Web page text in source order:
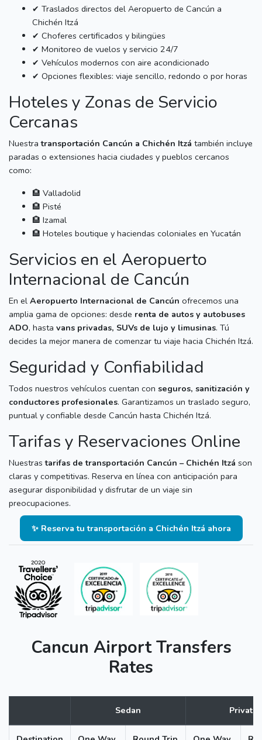
✔ Traslados directos del Aeropuerto de Cancún a
Chichén Itzá
✔ Choferes certificados y bilingües
✔ Monitoreo de vuelos y servicio 24/7
✔ Vehículos modernos con aire acondicionado
✔ Opciones flexibles: viaje sencillo, redondo o por horas
Hoteles y Zonas de Servicio
Cercanas
Nuestratransportación Cancún a Chichén Itzá también incluye
paradas o extensiones hacia ciudades y pueblos cercanos
como:
🏨 Valladolid
🏨 Pisté
🏨 Izamal
🏨 Hoteles boutique y haciendas coloniales en Yucatán
Servicios en el Aeropuerto
Internacional de Cancún
En el Aeropuerto Internacional de Cancún ofrecemos una
amplia gama de opciones: desde renta de autos y autobuses
ADO, hasta vans privadas, SUVs de lujo y limusinas. Tú
decides la mejor manera de comenzar tu viaje hacia Chichén Itzá.
Seguridad y Confiabilidad
Todos nuestros vehículos cuentan con seguros, sanitización y
conductores profesionales. Garantizamos un traslado seguro,
puntual y confiable desde Cancún hasta Chichén Itzá.
Tarifas y Reservaciones Online
Nuestrastarifas de transportación Cancún – Chichén Itzá son
claras y competitivas. Reserva en línea con anticipación para
asegurar disponibilidad y disfrutar de un viaje sin
preocupaciones.
✨ Reserva tu transportación a Chichén Itzá ahora
Cancun Airport Transfers
Rates
Sedan Private